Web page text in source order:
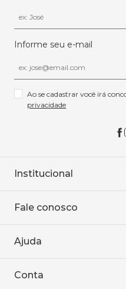
Informe seu e-mail
Ao se cadastrar você irá
privacidade
Institucional
Onde encontrar
Baixe o APP
Fale conosco
WhatsApp
Ajuda
Política de entrega
Conta